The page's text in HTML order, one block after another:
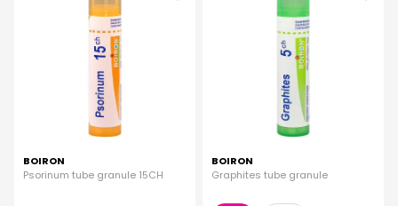
BOIRON
Psorinum tube granule 15CH
BOIRON
Graphites tube granule